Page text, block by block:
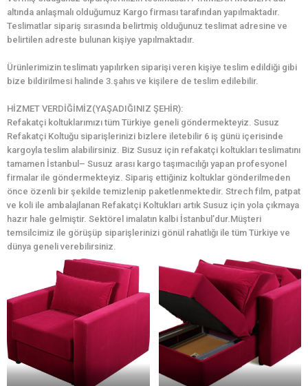
altında anlaşmalı olduğumuz Kargo firması tarafından yapılmaktadır.
Teslimatlar sipariş sırasında belirtmiş olduğunuz teslimat adresine ve
belirtilen adreste bulunan kişiye yapılmaktadır.
Ürünlerimizin teslimatı yapılırken siparişi veren kişiye teslim edildiği gibi
bize bildirilmesi halinde 3.şahıs ve kişilere de teslim edilebilir.
HİZMET VERDİĞİMİZ(YAŞADIĞINIZ ŞEHİR):
Refakatçi koltuklarımızı tüm Türkiye geneli göndermekteyiz. Susuz
Refakatçi Koltuğu siparişlerinizi bizlere iletebilir 6 iş günü içerisinde
kargoyla teslim alabilirsiniz. Biz Susuz için refakatçi koltukları teslimatını
tamamen İstanbul– Susuz arası kargo taşımacılığı yapan profesyonel
firmalar ile göndermekteyiz. Sipariş ettiğiniz koltuklar gönderilmeden
önce özenli bir şekilde temizlenip paketlenmektedir. Strech film, patpat
ve koli ile ambalajlanan Refakatçi Koltukları artık Susuz için yola çıkmaya
hazır hale gelmiştir. Sektörel imalatın kalbi İstanbul’dur.Müşteri
temsilcimiz ile görüşüp siparişlerinizi gönül rahatlığı ile tüm Türkiye ve
dünya geneli verebilirsiniz.